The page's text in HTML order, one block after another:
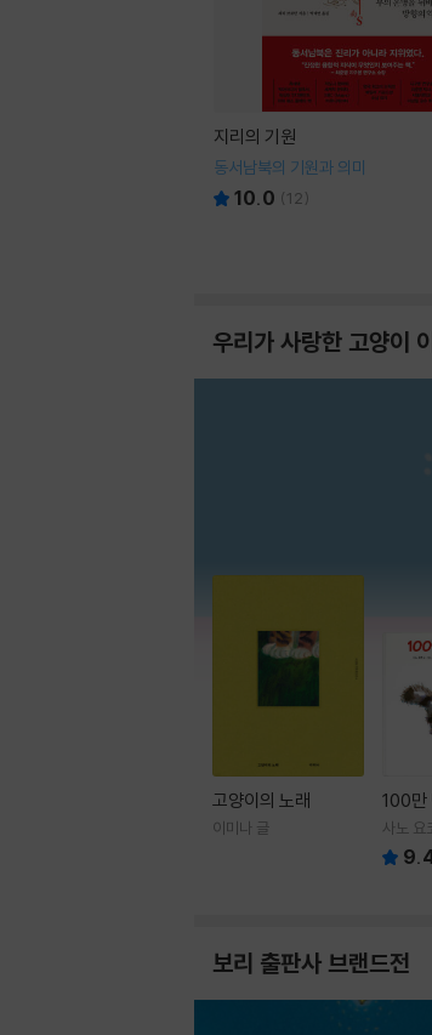
지리의 기원
동서남북의 기원과 의미
10.0 (12)
우리가 사랑한 고양이
고양이의 노래
이미나 글
100만
사노 요
역
보리 출판사 브랜드전